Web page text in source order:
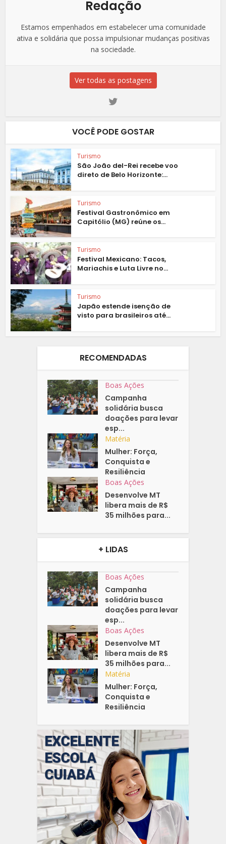
Redação
Estamos empenhados em estabelecer uma comunidade
ativa e solidária que possa impulsionar mudanças positivas
na sociedade.
Ver todas as postagens
VOCÊ PODE GOSTAR
Turismo
São João del-Rei recebe voo
direto de Belo Horizonte:...
Turismo
Festival Gastronômico em
Capitólio (MG) reúne os...
Turismo
Festival Mexicano: Tacos,
Mariachis e Luta Livre no...
Turismo
Japão estende isenção de
visto para brasileiros até...
RECOMENDADAS
Boas Ações
Campanha
solidária busca
doações para levar
esp...
Matéria
Mulher: Força,
Conquista e
Resiliência
Boas Ações
Desenvolve MT
libera mais de R$
35 milhões para...
+ LIDAS
Boas Ações
Campanha
solidária busca
doações para levar
esp...
Boas Ações
Desenvolve MT
libera mais de R$
35 milhões para...
Matéria
Mulher: Força,
Conquista e
Resiliência